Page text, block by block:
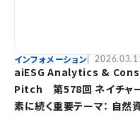
インフォメーション
aiESG Analytics &
Pitch 第578回 ネイチャー
素に続く重要テーマ： 自然